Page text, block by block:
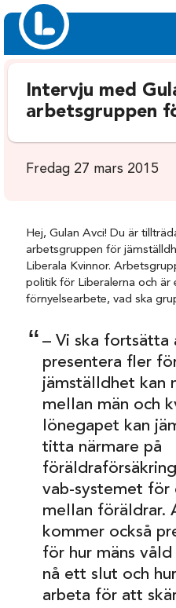
Intervju med
arbetsgruppen
Fredag 27 mars 2015
Hej, Gulan Avci! Du är
arbetsgruppen för
Liberala Kvinnor.
politik för Liberalerna och är
förnyelsearbete, vad ska
– Vi ska
presentera fler
jämställdhet kan
mellan män och
lönegapet kan
titta närmare på
vab-systemet för
mellan föräldrar.
kommer också
för hur mäns
nå ett slut och
arbeta för att